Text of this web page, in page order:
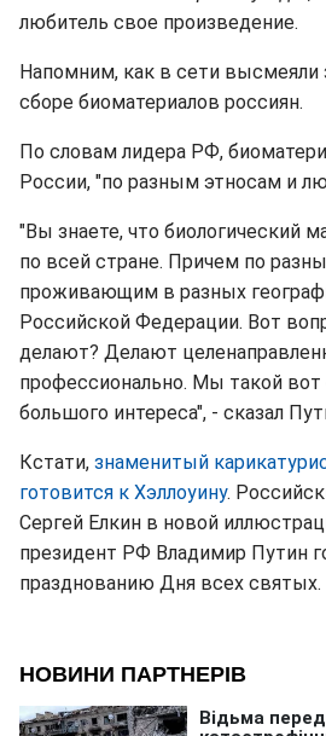
любитель свое произведение.
Напомним, как в сети высмеяли
сборе биоматериалов россиян.
По словам лидера РФ,
России, "по разным этносам и
"Вы знаете, что биологический
по всей стране. Причем по
проживающим в разных
Российской Федерации. Вот
делают? Делают
профессионально. Мы такой вот
большого интереса", - сказал
Кстати, знаменитый
готовится к Хэллоуину.
Сергей Елкин в новой
президент РФ Владимир Путин
празднованию Дня всех святых.